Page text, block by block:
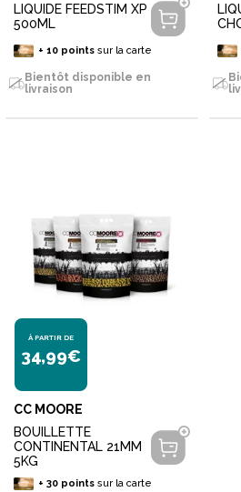
LIQUIDE FEEDSTIM XP
500ML
+ 10pointssur la carte
Bientôt disponible en
livraison
À PARTIR DE
34,99€
CC MOORE
BOUILLETTE
CONTINENTAL 21MM
5KG
+ 30pointssur la carte